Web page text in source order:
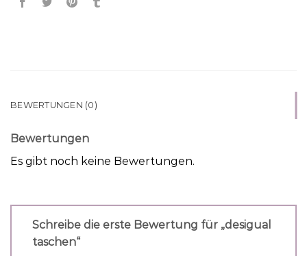
BEWERTUNGEN (0)
Bewertungen
Es gibt noch keine Bewertungen.
Schreibe die erste Bewertung für „desigual
taschen“